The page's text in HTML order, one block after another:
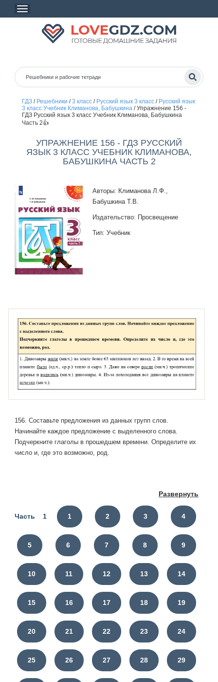
ГДЗ/ Решебники /3 класс/ Русский язык 3 класс/ Русский язык
3 класс Учебник Климанова, Бабушкина/Упражнение 156 -
ГДЗ Русский язык 3 класс Учебник Климанова, Бабушкина
Часть 2👍
УПРАЖНЕНИЕ 156 - ГДЗ РУССКИЙ
ЯЗЫК 3 КЛАСС УЧЕБНИК КЛИМАНОВА,
БАБУШКИНА ЧАСТЬ 2
Авторы: Климанова Л.Ф.,
Бабушкина Т.В.
Издательство: Просвещение
Тип: Учебник
Развернуть
156. Составьте предложения из данных групп слов.
Начинайте каждое предложение с выделенного слова.
Подчеркните глаголы в прошедшем времени. Определите их
число и, где это возможно, род.
Часть 1 1 2 3 4
5 6 7 8 9
10 11 12 13 14
15 16 17 18 19
20 21 22 23 24
25 26 27 28 29